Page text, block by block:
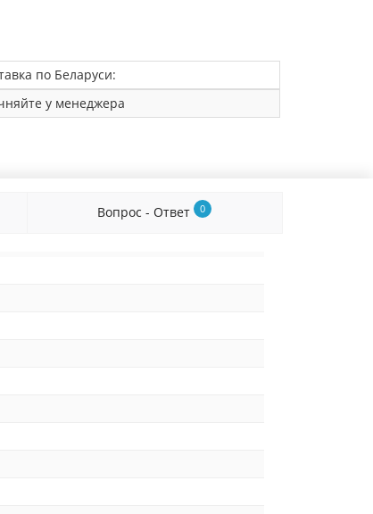
по Беларуси:
у менеджера
Вопрос - Ответ 0